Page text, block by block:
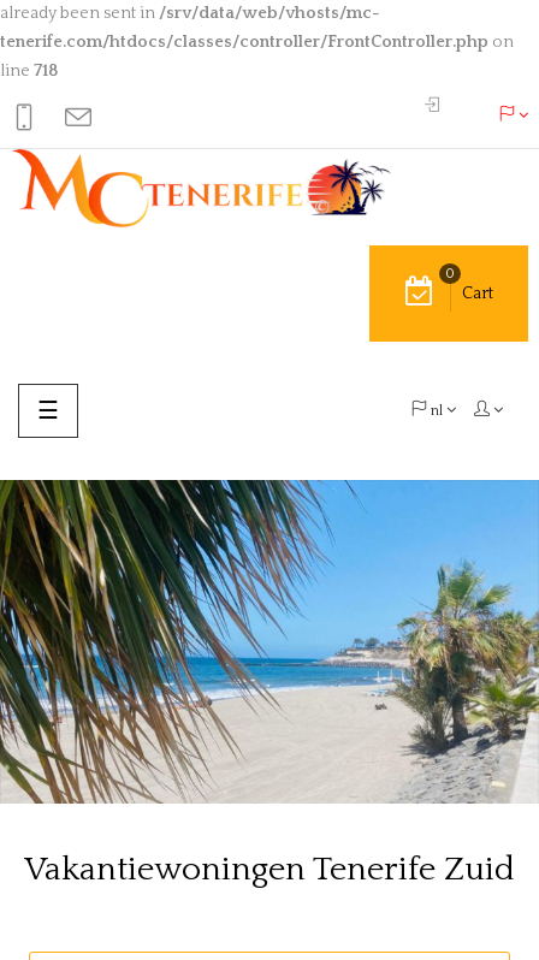
already been sent in /srv/data/web/vhosts/mc-
tenerife.com/htdocs/classes/controller/FrontController.php on
line 718
Cart
0
nl
Toggle
navigation
☰
Vakantiewoningen Tenerife Zuid